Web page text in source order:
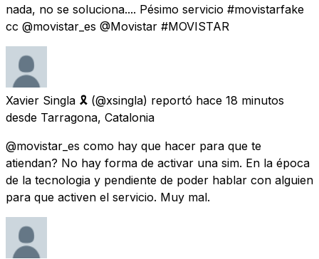
nada, no se soluciona.... Pésimo servicio #movistarfake
cc @movistar_es @Movistar #MOVISTAR
Xavier Singla 🎗 (@xsingla) reportó hace 18 minutos
desde Tarragona, Catalonia
@movistar_es como hay que hacer para que te
atiendan? No hay forma de activar una sim. En la época
de la tecnologia y pendiente de poder hablar con alguien
para que activen el servicio. Muy mal.